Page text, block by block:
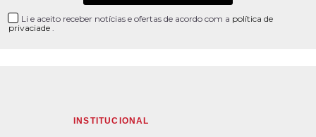
Li e aceito receber notícias e ofertas de acordo com a política de
privaciade
INSTITUCIONAL